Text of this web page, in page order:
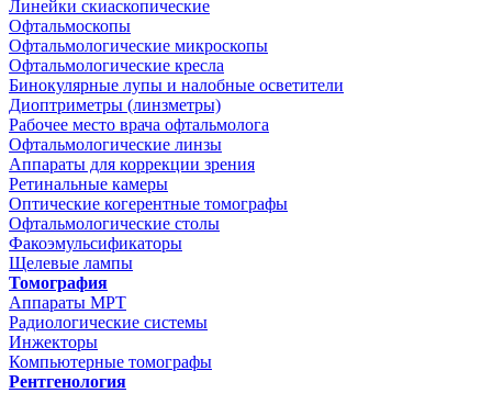
Линейки скиаскопические
Офтальмоскопы
Офтальмологические микроскопы
Офтальмологические кресла
Бинокулярные лупы и налобные осветители
Диоптриметры (линзметры)
Рабочее место врача офтальмолога
Офтальмологические линзы
Аппараты для коррекции зрения
Ретинальные камеры
Оптические когерентные томографы
Офтальмологические столы
Факоэмульсификаторы
Щелевые лампы
Томография
Аппараты МРТ
Радиологические системы
Инжекторы
Компьютерные томографы
Рентгенология